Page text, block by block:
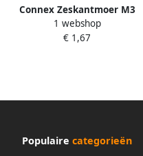
Connex Zeskantmoer M3
40St Vz KY4220003
1 webshop
€ 1,67
Populaire categorieën